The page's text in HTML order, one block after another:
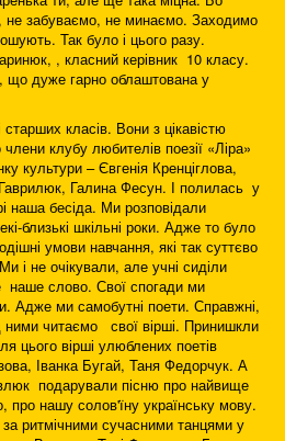
забуваємо, не минаємо. Заходимо
Так було і цього разу.
, класний керівник 10 класу.
що дуже гарно облаштована у
класів. Вони з цікавістю
клубу любителів поезії «Ліра»
культури – Євгенія Кренціглова,
Галина Фесун. І полилась у
наша бесіда. Ми розповідали
близькі шкільні роки. Адже то було
умови навчання, які так суттєво
і не очікували, але учні сиділи
наше слово. Свої спогади ми
Адже ми самобутні поети. Справжні,
ними читаємо свої вірші. Принишкли
цього вірші улюблених поетів
Іванка Бугай, Таня Федорчук. А
подарували пісню про найвище
нашу солов'їну українську мову.
ритмічними сучасними танцями у